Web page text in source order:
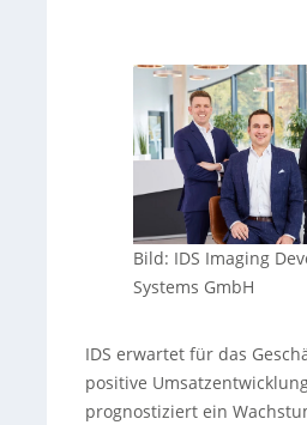
Bild: IDS Imaging
Systems GmbH
IDS erwartet für das
positive
prognostiziert ein